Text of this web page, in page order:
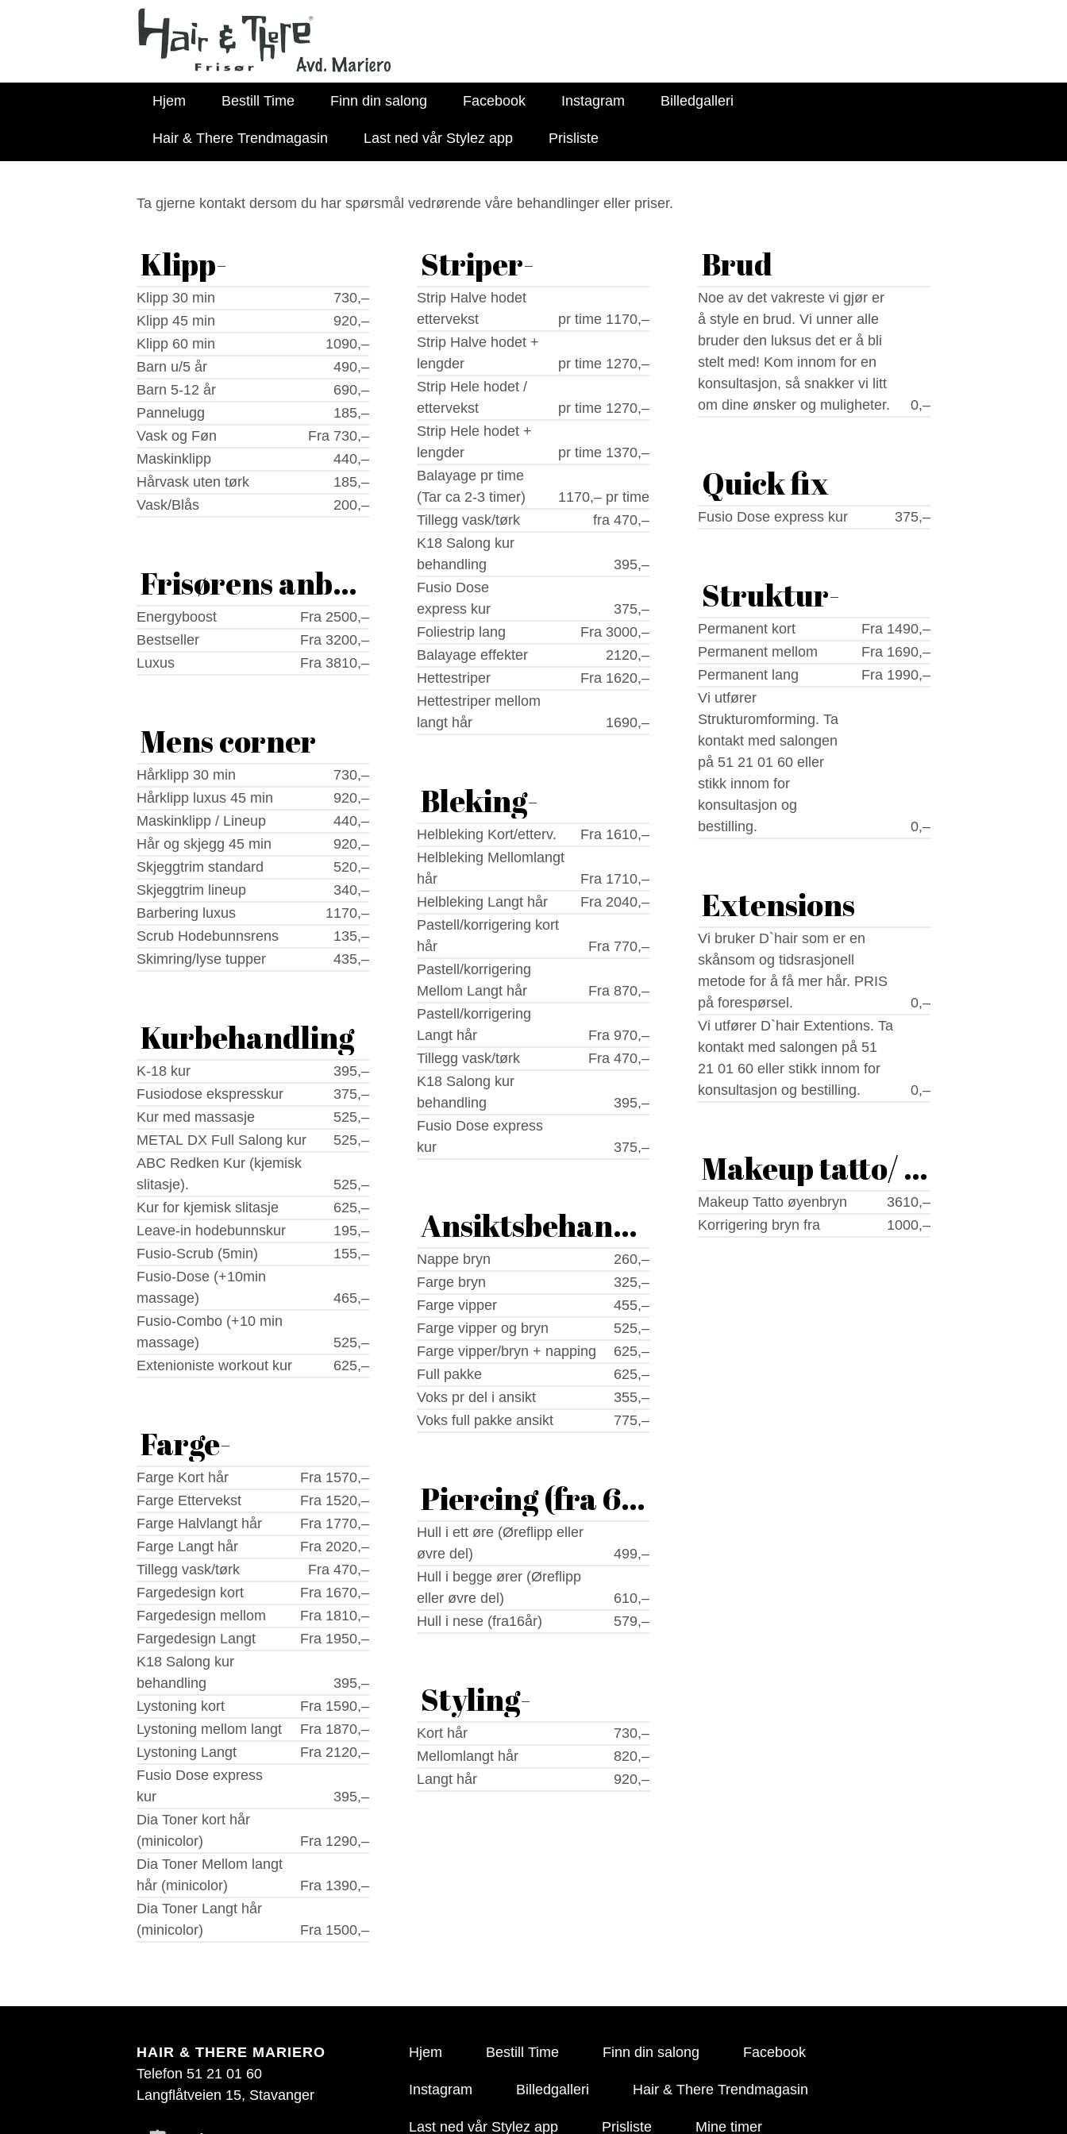
Hjem Bestill Time Finn din salong Facebook Instagram Billedgalleri
Hair & There Trendmagasin Last ned vår Stylez app Prisliste
Ta gjerne kontakt dersom du har spørsmål vedrørende våre behandlinger eller priser.
Klipp-
Klipp 30 min
730,–
Klipp 45 min
920,–
Klipp 60 min
1090,–
Barn u/5 år
490,–
Barn 5-12 år
690,–
Pannelugg
185,–
Vask og Føn
Fra 730,–
Maskinklipp
440,–
Hårvask uten tørk
185,–
Vask/Blås
200,–
Frisørens anbefaling, se link for info
Energyboost
Fra 2500,–
Bestseller
Fra 3200,–
Luxus
Fra 3810,–
Mens corner
Hårklipp 30 min
730,–
Hårklipp luxus 45 min
920,–
Maskinklipp / Lineup
440,–
Hår og skjegg 45 min
920,–
Skjeggtrim standard
520,–
Skjeggtrim lineup
340,–
Barbering luxus
1170,–
Scrub Hodebunnsrens
135,–
Skimring/lyse tupper
435,–
Kurbehandling
K-18 kur
395,–
Fusiodose ekspresskur
375,–
Kur med massasje
525,–
METAL DX Full Salong kur
525,–
ABC Redken Kur (kjemisk
slitasje).
525,–
Kur for kjemisk slitasje
625,–
Leave-in hodebunnskur
195,–
Fusio-Scrub (5min)
155,–
Fusio-Dose (+10min
massage)
465,–
Fusio-Combo (+10 min
massage)
525,–
Extenioniste workout kur
625,–
Farge-
Farge Kort hår
Fra 1570,–
Farge Ettervekst
Fra 1520,–
Farge Halvlangt hår
Fra 1770,–
Farge Langt hår
Fra 2020,–
Tillegg vask/tørk
Fra 470,–
Fargedesign kort
Fra 1670,–
Fargedesign mellom
Fra 1810,–
Fargedesign Langt
Fra 1950,–
K18 Salong kur
behandling
395,–
Lystoning kort
Fra 1590,–
Lystoning mellom langt
Fra 1870,–
Lystoning Langt
Fra 2120,–
Fusio Dose express
kur
395,–
Dia Toner kort hår
(minicolor)
Fra 1290,–
Dia Toner Mellom langt
hår (minicolor)
Fra 1390,–
Dia Toner Langt hår
(minicolor)
Fra 1500,–
Striper-
Strip Halve hodet
ettervekst
pr time 1170,–
Strip Halve hodet +
lengder
pr time 1270,–
Strip Hele hodet /
ettervekst
pr time 1270,–
Strip Hele hodet +
lengder
pr time 1370,–
Balayage pr time
(Tar ca 2-3 timer)
1170,– pr time
Tillegg vask/tørk
fra 470,–
K18 Salong kur
behandling
395,–
Fusio Dose
express kur
375,–
Foliestrip lang
Fra 3000,–
Balayage effekter
2120,–
Hettestriper
Fra 1620,–
Hettestriper mellom
langt hår
1690,–
Bleking-
Helbleking Kort/etterv.
Fra 1610,–
Helbleking Mellomlangt
hår
Fra 1710,–
Helbleking Langt hår
Fra 2040,–
Pastell/korrigering kort
hår
Fra 770,–
Pastell/korrigering
Mellom Langt hår
Fra 870,–
Pastell/korrigering
Langt hår
Fra 970,–
Tillegg vask/tørk
Fra 470,–
K18 Salong kur
behandling
395,–
Fusio Dose express
kur
375,–
Ansiktsbehandlinger
Nappe bryn
260,–
Farge bryn
325,–
Farge vipper
455,–
Farge vipper og bryn
525,–
Farge vipper/bryn + napping
625,–
Full pakke
625,–
Voks pr del i ansikt
355,–
Voks full pakke ansikt
775,–
Piercing (fra 6 år)
Hull i ett øre (Øreflipp eller
øvre del)
499,–
Hull i begge ører (Øreflipp
eller øvre del)
610,–
Hull i nese (fra16år)
579,–
Styling-
Kort hår
730,–
Mellomlangt hår
820,–
Langt hår
920,–
Brud
Noe av det vakreste vi gjør er
å style en brud. Vi unner alle
bruder den luksus det er å bli
stelt med! Kom innom for en
konsultasjon, så snakker vi litt
om dine ønsker og muligheter.
0,–
Quick fix
Fusio Dose express kur 375,–
Struktur-
Permanent kort
Fra 1490,–
Permanent mellom
Fra 1690,–
Permanent lang
Fra 1990,–
Vi utfører
Strukturomforming. Ta
kontakt med salongen
på 51 21 01 60 eller
stikk innom for
konsultasjon og
bestilling.
0,–
Extensions
Vi bruker D`hair som er en
skånsom og tidsrasjonell
metode for å få mer hår. PRIS
på forespørsel.
0,–
Vi utfører D`hair Extentions. Ta
kontakt med salongen på 51
21 01 60 eller stikk innom for
konsultasjon og bestilling.
0,–
Makeup tatto/
Makeup Tatto øyenbryn
3610,–
Korrigering bryn fra
1000,–
HAIR & THERE MARIERO
Telefon 51 21 01 60
Langflåtveien 15, Stavanger
Hjem Bestill Time Finn din salong Facebook
Instagram Billedgalleri Hair & There Trendmagasin
Last ned vår Stylez app Prisliste Mine timer